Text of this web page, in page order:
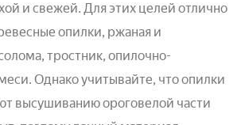
и свежей. Для этих целей отлично
опилки, ржаная и
тростник, опилочно-
Однако учитывайте, что опилки
высушиванию ороговелой части